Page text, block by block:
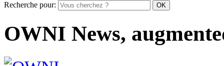
Recherche pour:
OWNI News,